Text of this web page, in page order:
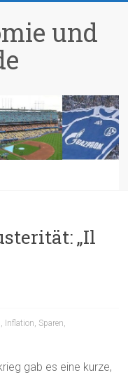
und
„Il
, Inflation, Sparen,
gab es eine kurze,